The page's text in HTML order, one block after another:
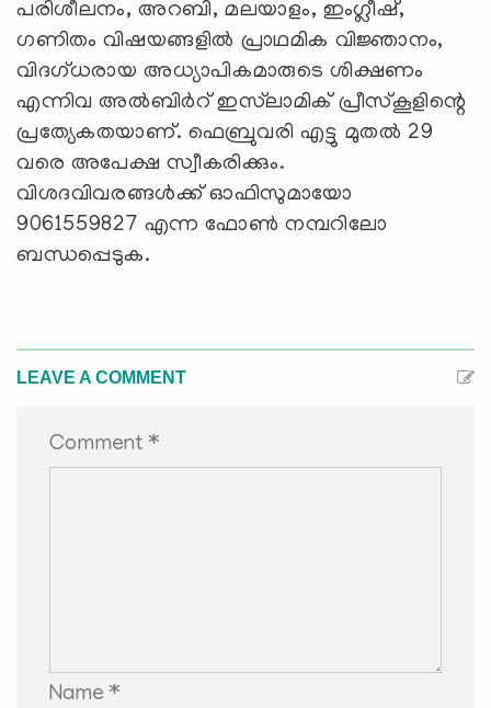
പരിശീലനം, അറബി, മലയാളം, ഇംഗ്ലീഷ്,
ഗണിതം വിഷയങ്ങളില്‍ പ്രാഥമിക വിജ്ഞാനം,
വിദഗ്ധരായ അധ്യാപികമാരുടെ ശിക്ഷണം
എന്നിവ അല്‍ബിര്‍റ് ഇസ്‌ലാമിക് പ്രീസ്‌കൂളിന്റെ
പ്രത്യേകതയാണ്. ഫെബ്രുവരി എട്ടു മുതല്‍ 29
വരെ അപേക്ഷ സ്വീകരിക്കും.
വിശദവിവരങ്ങള്‍ക്ക് ഓഫിസുമായോ
9061559827 എന്ന ഫോണ്‍ നമ്പറിലോ
ബന്ധപ്പെടുക.
LEAVE A COMMENT
Comment *
Name *